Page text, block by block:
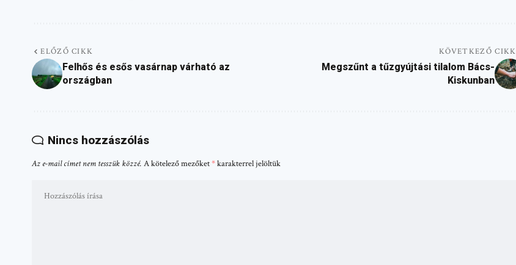
ELŐZŐ CIKK
Felhős és esős vasárnap várható az
országban
KÖVETKEZŐ CIKK
Megszűnt a tűzgyújtási tilalom Bács-
Kiskunban
Nincs hozzászólás
Az e-mail címet nem tesszük közzé. A kötelező mezőket*karakterrel jelöltük